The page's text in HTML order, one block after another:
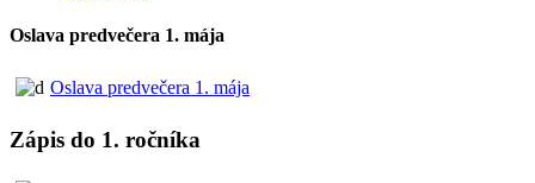
Oslava predvečera 1. mája
Oslava predvečera 1. mája
Zápis do 1. ročníka